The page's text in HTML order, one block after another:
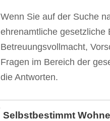
Wenn Sie auf der Suche
ehrenamtliche gesetzliche
Betreuungsvollmacht,
Fragen im Bereich der
die Antworten.
Selbstbestimmt